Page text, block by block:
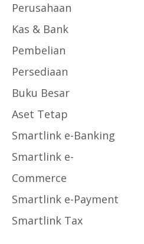
Perusahaan
Kas & Bank
Pembelian
Persediaan
Buku Besar
Aset Tetap
Smartlink e-Banking
Smartlink e-
Commerce
Smartlink e-Payment
Smartlink Tax